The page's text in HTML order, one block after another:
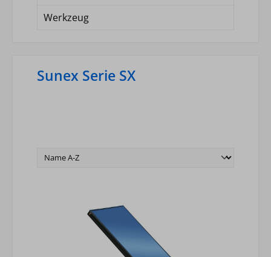
Werkzeug
Sunex Serie SX